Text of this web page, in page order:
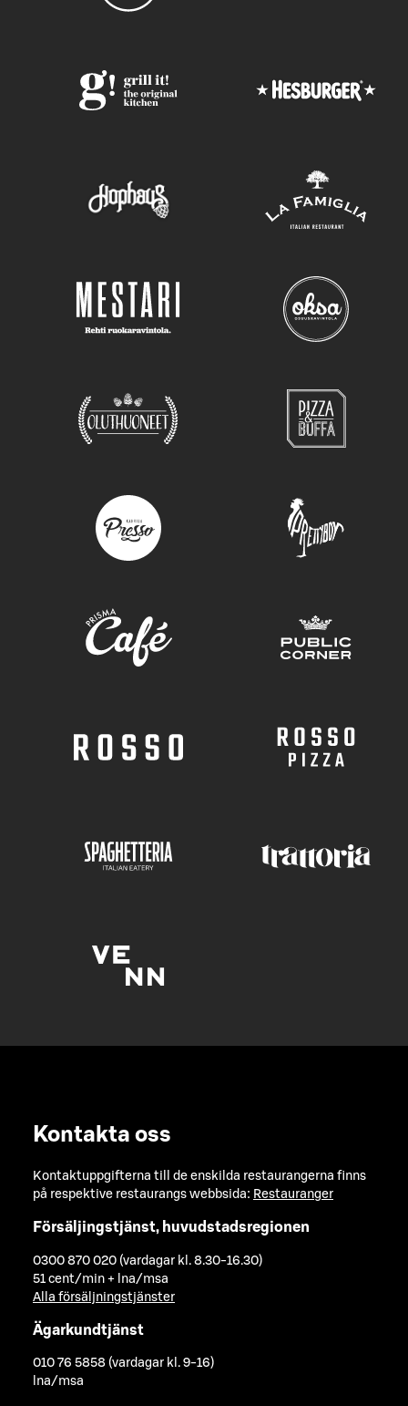
Kontakta oss
Kontaktuppgifterna till de enskilda restaurangerna finns
på respektive restaurangs webbsida: Restauranger
Försäljingstjänst, huvudstadsregionen
0300 870 020 (vardagar kl. 8.30-16.30)
51 cent/min + lna/msa
Alla försäljningstjänster
Ägarkundtjänst
010 76 5858 (vardagar kl. 9-16)
lna/msa